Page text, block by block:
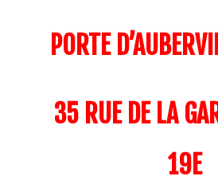
PORTE
35 RUE DE LA
19E